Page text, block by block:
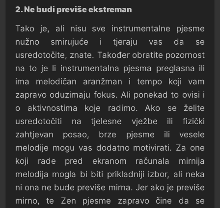
2. Ne budi previše ekstreman
Tako je, ali nisu sve instrumentalne pjesme
nužno smirujuće i tjeraju vas da se
usredotočite, znate. Također obratite pozornost
na to je li instrumentalna pjesma preglasna ili
ima melodičan aranžman i tempo koji vam
zapravo oduzimaju fokus. Ali ponekad to ovisi i
o aktivnostima koje radimo. Ako se želite
usredotočiti na tjelesne vježbe ili fizički
zahtjevan posao, brze pjesme ili vesele
melodije mogu vas dodatno motivirati. Za one
koji rade pred ekranom računala mirnija
melodija mogla bi biti prikladniji izbor, ali neka
ni ona ne bude previše mirna. Jer ako je previše
mirno, te Zen pjesme zapravo čine da se